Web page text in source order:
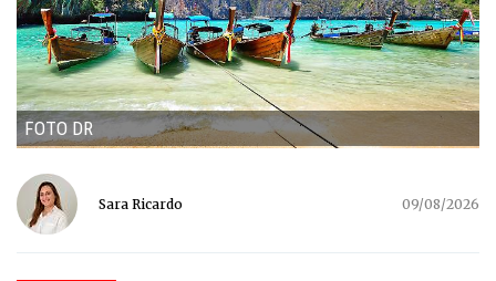
FOTO DR
Sara Ricardo 09/08/2026